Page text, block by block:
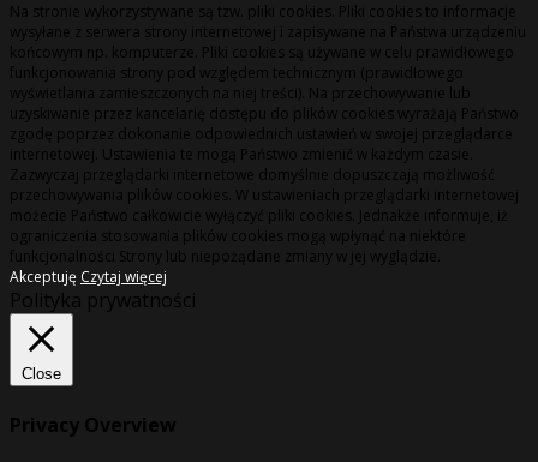
Na stronie wykorzystywane są tzw. pliki cookies. Pliki cookies to informacje
wysyłane z serwera strony internetowej i zapisywane na Państwa urządzeniu
końcowym np. komputerze. Pliki cookies są używane w celu prawidłowego
funkcjonowania strony pod względem technicznym (prawidłowego
wyświetlania zamieszczonych na niej treści). Na przechowywanie lub
uzyskiwanie przez kancelarię dostępu do plików cookies wyrażają Państwo
zgodę poprzez dokonanie odpowiednich ustawień w swojej przeglądarce
internetowej. Ustawienia te mogą Państwo zmienić w każdym czasie.
Zazwyczaj przeglądarki internetowe domyślnie dopuszczają możliwość
przechowywania plików cookies. W ustawieniach przeglądarki internetowej
możecie Państwo całkowicie wyłączyć pliki cookies. Jednakże informuje, iż
ograniczenia stosowania plików cookies mogą wpłynąć na niektóre
funkcjonalności Strony lub niepożądane zmiany w jej wyglądzie.
Akceptuję Czytaj więcej
Polityka prywatności
Close
Privacy Overview